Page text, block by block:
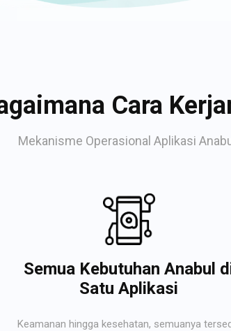
Cara
Mekanisme Operasional Aplikasi
Semua Kebutuhan Anabul
Satu Aplikasi
Keamanan hingga kesehatan, semuanya